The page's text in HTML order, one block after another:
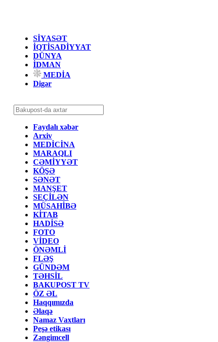
SİYASƏT
İQTİSADİYYAT
DÜNYA
İDMAN
MEDİA
Digər
Faydalı xəbər
Arxiv
MEDİCİNA
MARAQLI
CƏMİYYƏT
KÖŞƏ
SƏNƏT
MANŞET
SEÇİLƏN
MÜSAHİBƏ
KİTAB
HADİSƏ
FOTO
VİDEO
ÖNƏMLİ
FLƏŞ
GÜNDƏM
TƏHSİL
BAKUPOST TV
ÖZ ƏL
Haqqımızda
Əlaqə
Namaz Vaxtları
Peşə etikası
Zəngimcell